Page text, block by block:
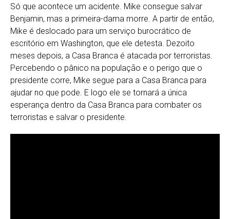
Só que acontece um acidente. Mike consegue salvar
Benjamin, mas a primeira-dama morre. A partir de então,
Mike é deslocado para um serviço burocrático de
escritório em Washington, que ele detesta. Dezoito
meses depois, a Casa Branca é atacada por terroristas.
Percebendo o pânico na população e o perigo que o
presidente corre, Mike segue para a Casa Branca para
ajudar no que pode. E logo ele se tornará a única
esperança dentro da Casa Branca para combater os
terroristas e salvar o presidente.